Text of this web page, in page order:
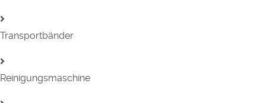
Transportbänder
Reinigungsmaschine